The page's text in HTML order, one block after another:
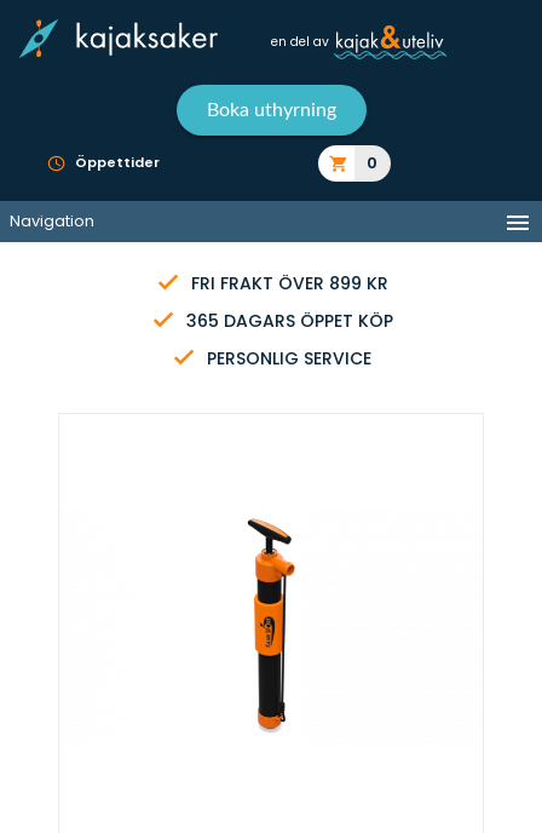
en del av
Boka uthyrning
Öppettider 0
Navigation
FRI FRAKT ÖVER 899 KR
365 DAGARS ÖPPET KÖP
PERSONLIG SERVICE